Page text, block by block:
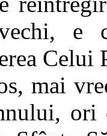
e
Celui
mai
ori